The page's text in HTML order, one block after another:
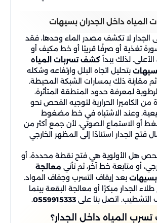
المياه داخل الجدران بسيهات
الجدار لا تكشف مصدر الماء وحدها، فقد
تغذية أو صرفًا قريبًا أو خط مكيف أو
لذلك يبدأ كشف تسربات المياه
بتحليل اتجاه البلل وارتفاعه وشكله
مقارنة ذلك بمسارات الشبكة المحيطة.
لمعرفة حدود المنطقة المتأثرة،
من الكاميرا الحرارية لتوجيه الفحص نحو
وعند الاشتباه في خط مضغوط
أو الاستماع الصوتي، لأن جمع أكثر من
فتح الجدار استنادًا إلى المظهر الخارجي
هل الأولوية هي فتح نقطة محددة، أو
أو متابعة خط آخر، ثم تأتي معالجة
بسيهات بعد إيقاف التسرب وجفاف المواد.
الجدار مبكرًا أو معالجة البقعة بينما
التشطيب. اتصل بنا على 0559915333
.
المياه داخل الجدار؟